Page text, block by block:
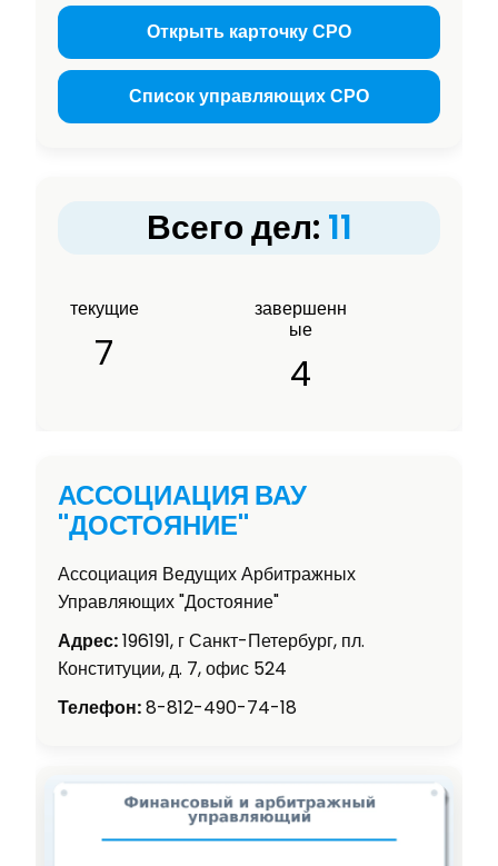
Открыть карточку СРО
Список управляющих СРО
Всего дел: 11
текущие
7
завершенн
ые
4
АССОЦИАЦИЯ ВАУ
"ДОСТОЯНИЕ"
Ассоциация Ведущих Арбитражных
Управляющих "Достояние"
Адрес:196191, г Санкт-Петербург, пл.
Конституции, д. 7, офис 524
Телефон:8-812-490-74-18